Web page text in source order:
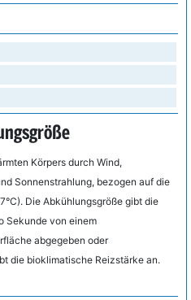
Körpers durch Wind,
Sonnenstrahlung, bezogen auf die
Die Abkühlungsgröße gibt die
Sekunde von einem
abgegeben oder
die bioklimatische Reizstärke an.